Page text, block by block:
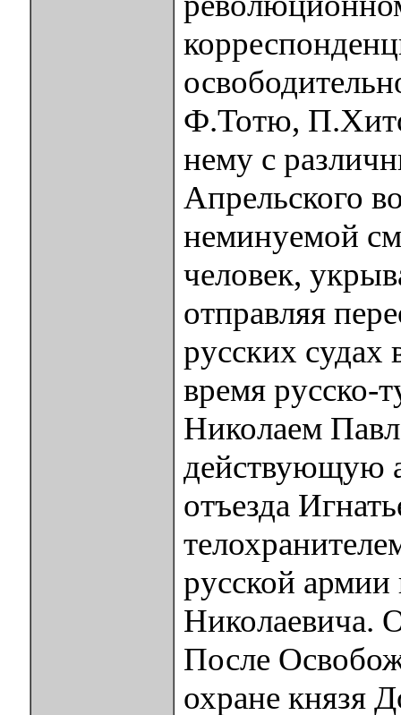
Ф.Тотю,
нему с
Апрельского
неминуемой
человек,
отправляя
русских
время русско-
Николаем
действующую
отъезда
русской армии
Николаевича.
После
охране князя